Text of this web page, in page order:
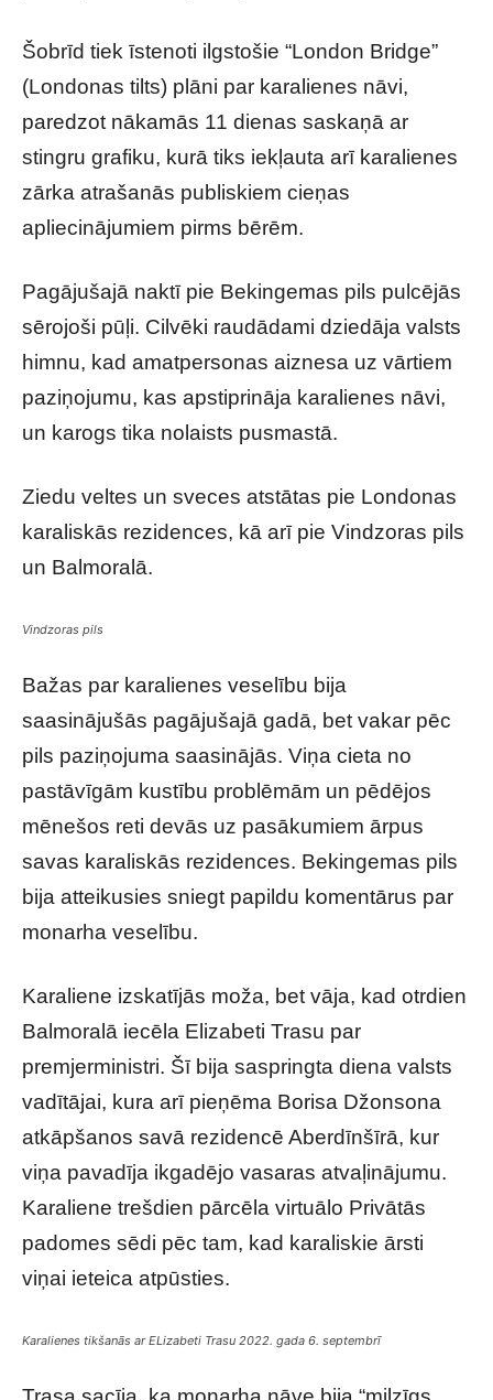
Šobrīd tiek īstenoti ilgstošie “London Bridge”
(Londonas tilts) plāni par karalienes nāvi,
paredzot nākamās 11 dienas saskaņā ar
stingru grafiku, kurā tiks iekļauta arī karalienes
zārka atrašanās publiskiem cieņas
apliecinājumiem pirms bērēm.
Pagājušajā naktī pie Bekingemas pils pulcējās
sērojoši pūļi. Cilvēki raudādami dziedāja valsts
himnu, kad amatpersonas aiznesa uz vārtiem
paziņojumu, kas apstiprināja karalienes nāvi,
un karogs tika nolaists pusmastā.
Ziedu veltes un sveces atstātas pie Londonas
karaliskās rezidences, kā arī pie Vindzoras pils
un Balmoralā.
Vindzoras pils
Bažas par karalienes veselību bija
saasinājušās pagājušajā gadā, bet vakar pēc
pils paziņojuma saasinājās. Viņa cieta no
pastāvīgām kustību problēmām un pēdējos
mēnešos reti devās uz pasākumiem ārpus
savas karaliskās rezidences. Bekingemas pils
bija atteikusies sniegt papildu komentārus par
monarha veselību.
Karaliene izskatījās moža, bet vāja, kad otrdien
Balmoralā iecēla Elizabeti Trasu par
premjerministri. Šī bija saspringta diena valsts
vadītājai, kura arī pieņēma Borisa Džonsona
atkāpšanos savā rezidencē Aberdīnšīrā, kur
viņa pavadīja ikgadējo vasaras atvaļinājumu.
Karaliene trešdien pārcēla virtuālo Privātās
padomes sēdi pēc tam, kad karaliskie ārsti
viņai ieteica atpūsties.
Karalienes tikšanās ar ELizabeti Trasu 2022. gada 6. septembrī